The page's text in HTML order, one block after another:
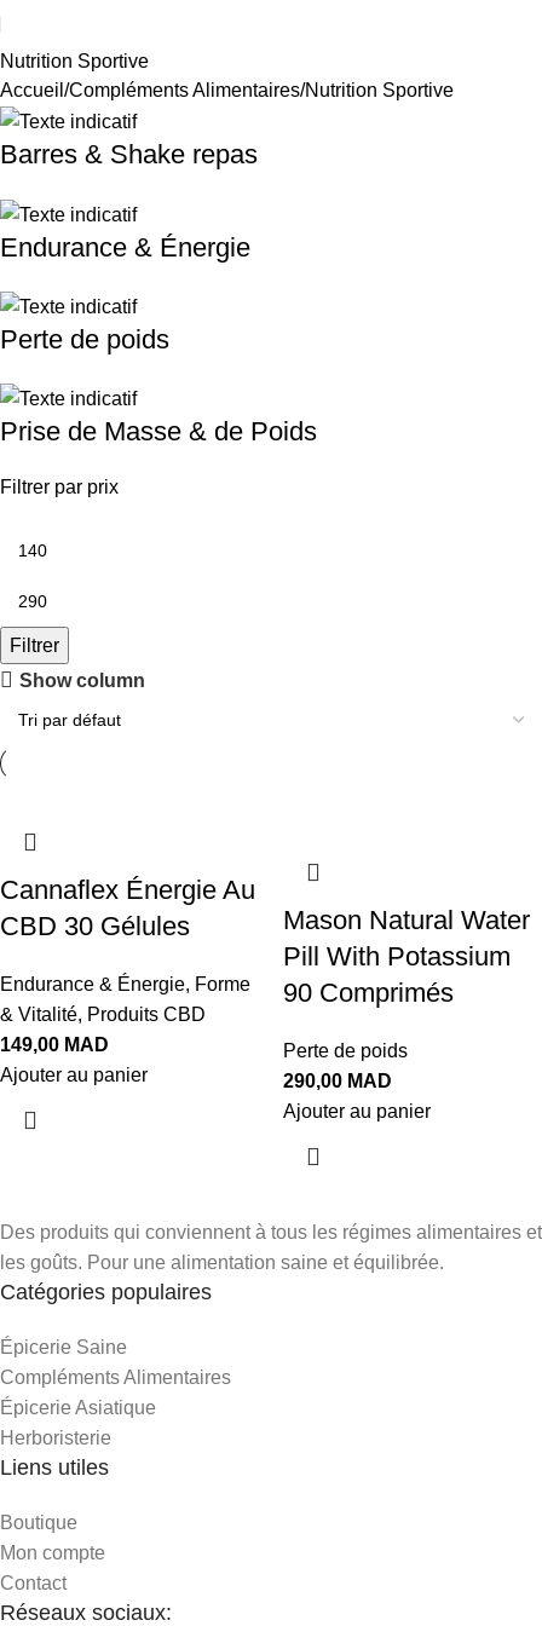
Nutrition Sportive
Accueil Compléments Alimentaires Nutrition Sportive
Barres & Shake repas
Endurance & Énergie
Perte de poids
Prise de Masse & de Poids
Filtrer par prix
Filtrer
Show column
Cannaflex Énergie Au
CBD 30 Gélules
Endurance & Énergie, Forme
& Vitalité, Produits CBD
149,00 MAD
Ajouter au panier
Mason Natural Water
Pill With Potassium
90 Comprimés
Perte de poids
290,00 MAD
Ajouter au panier
Des produits qui conviennent à tous les régimes alimentaires et
les goûts. Pour une alimentation saine et équilibrée.
Catégories populaires
Épicerie Saine
Compléments Alimentaires
Épicerie Asiatique
Herboristerie
Liens utiles
Boutique
Mon compte
Contact
Réseaux sociaux: